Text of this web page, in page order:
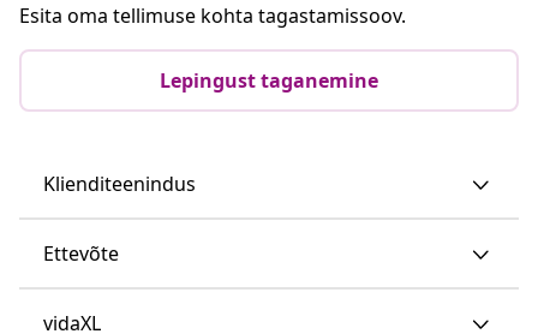
Esita oma tellimuse kohta tagastamissoov.
Lepingust taganemine
Klienditeenindus
Ettevõte
vidaXL